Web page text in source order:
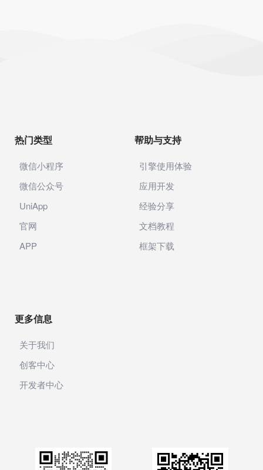
热门类型
微信小程序
微信公众号
UniApp
官网
APP
帮助与支持
引擎使用体验
应用开发
经验分享
文档教程
框架下载
更多信息
关于我们
创客中心
开发者中心